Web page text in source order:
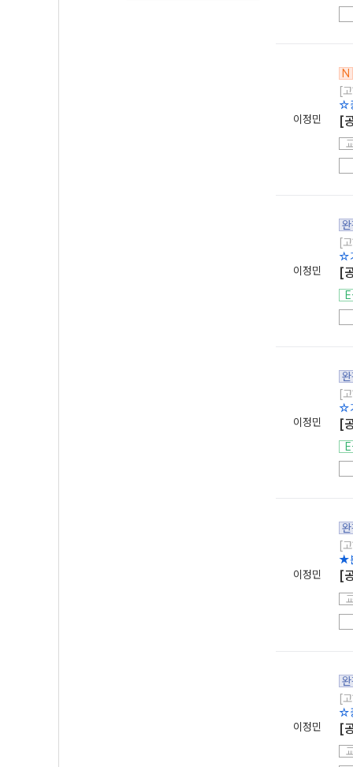
이정민
N
[
☆
[
이정민
[
☆
[
이정민
[
☆
[
이정민
[
★
[
이정민
[
☆
[